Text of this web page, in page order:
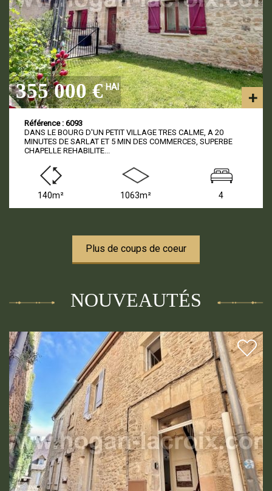
355 000 € HAI
Référence : 6093
DANS LE BOURG D'UN PETIT VILLAGE TRES CALME, A 20
MINUTES DE SARLAT ET 5 MIN DES COMMERCES, SUPERBE
CHAPELLE REHABILITE...
140m² 1063m² 4
Plus de coups de coeur
NOUVEAUTÉS